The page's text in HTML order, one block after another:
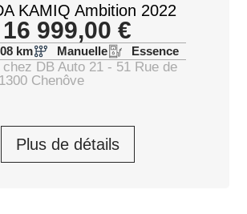
KAMIQ Ambition 2022
16 999,00 €
km Manuelle Essence
DB Auto 21 - 51 Rue de
Chenôve
Plus de détails